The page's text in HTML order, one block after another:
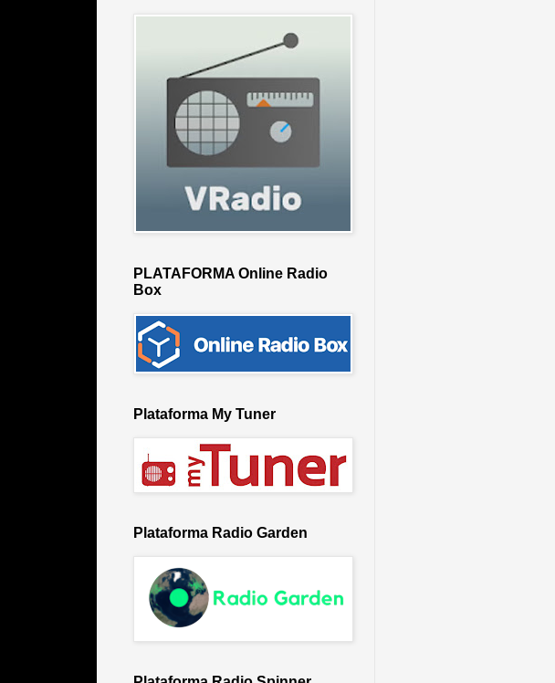
PLATAFORMA Online Radio
Box
Plataforma My Tuner
Plataforma Radio Garden